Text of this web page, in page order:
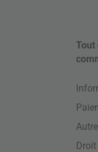
Tout